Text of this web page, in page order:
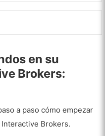
en su
Brokers:
a paso cómo empezar
Brokers.